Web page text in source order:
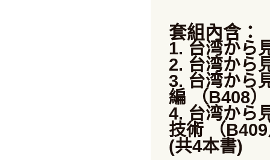
套組內含：
1. 台湾から
2. 台湾から
3. 台湾から
編 （B408）
4. 台湾から
技術 （
(共4本書)